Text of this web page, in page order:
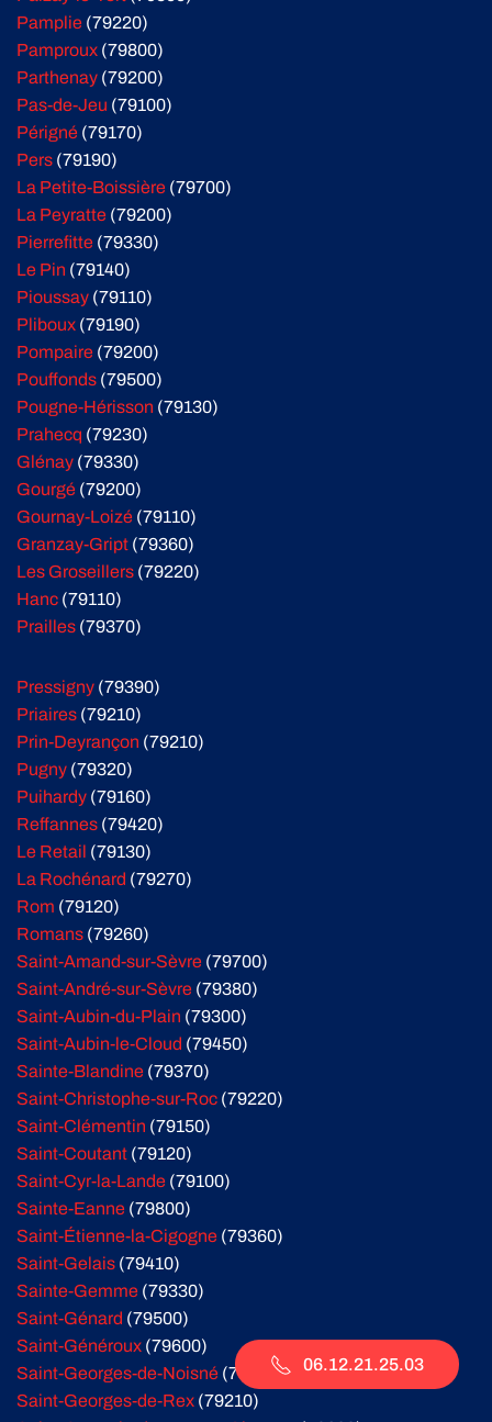
Pamplie (79220)
Pamproux (79800)
Parthenay (79200)
Pas-de-Jeu (79100)
Périgné (79170)
Pers (79190)
La Petite-Boissière (79700)
La Peyratte (79200)
Pierrefitte (79330)
Le Pin (79140)
Pioussay (79110)
Pliboux (79190)
Pompaire (79200)
Pouffonds (79500)
Pougne-Hérisson (79130)
Prahecq (79230)
Glénay (79330)
Gourgé (79200)
Gournay-Loizé (79110)
Granzay-Gript (79360)
Les Groseillers (79220)
Hanc (79110)
Prailles (79370)
Pressigny (79390)
Priaires (79210)
Prin-Deyrançon (79210)
Pugny (79320)
Puihardy (79160)
Reffannes (79420)
Le Retail (79130)
La Rochénard (79270)
Rom (79120)
Romans (79260)
Saint-Amand-sur-Sèvre (79700)
Saint-André-sur-Sèvre (79380)
Saint-Aubin-du-Plain (79300)
Saint-Aubin-le-Cloud (79450)
Sainte-Blandine (79370)
Saint-Christophe-sur-Roc (79220)
Saint-Clémentin (79150)
Saint-Coutant (79120)
Saint-Cyr-la-Lande (79100)
Sainte-Eanne (79800)
Saint-Étienne-la-Cigogne (79360)
Saint-Gelais (79410)
Sainte-Gemme (79330)
Saint-Génard (79500)
Saint-Généroux (79600)
Saint-Georges-de-Noisné (79400)
Saint-Georges-de-Rex (79210)
06.12.21.25.03